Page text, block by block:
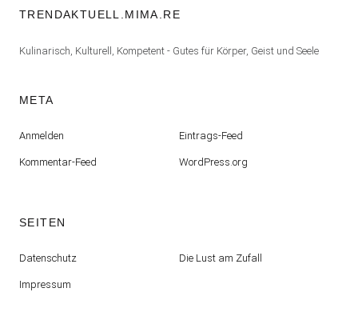
TRENDAKTUELL.MIMA.RE
Kulinarisch, Kulturell, Kompetent - Gutes für Körper, Geist und Seele
META
Anmelden Eintrags-Feed
Kommentar-Feed WordPress.org
SEITEN
Datenschutz Die Lust am Zufall
Impressum